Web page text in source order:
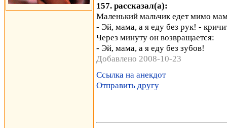
157. рассказал(а):
Маленький мальчик едет мимо
- Эй, мама, а я еду без рук! -
Через минуту он возвращается:
- Эй, мама, а я еду без зубов!
Добавлено 2008-10-23
Ссылка на анекдот
Отправить другу